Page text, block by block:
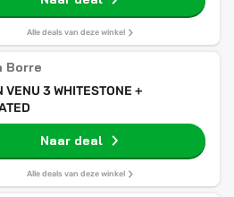
Alle deals van deze winkel
Borre
VENU 3 WHITESTONE +
Naar deal
Alle deals van deze winkel